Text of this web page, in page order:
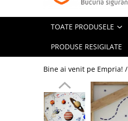
Oferte Protectii Laterale Pat
Bariere protectie pentru pat
Aparatori laterale patut bebe
Protectie colturi mobila copii
Sigurante pentru sertare si usi
Sigurante geamuri si usi glisante
TOATE PRODUSELE
PRODUSE RESIGILATE
Bine ai venit pe Empria! /